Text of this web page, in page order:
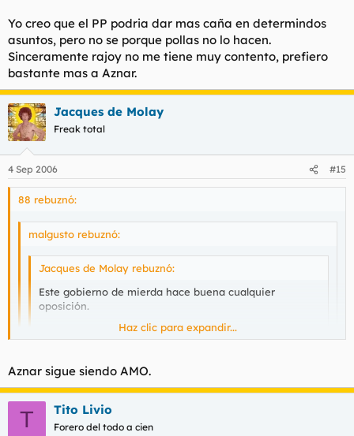
Yo creo que el PP podria dar mas caña en determindos
asuntos, pero no se porque pollas no lo hacen.
Sinceramente rajoy no me tiene muy contento, prefiero
bastante mas a Aznar.
Jacques de Molay
Freak total
4 Sep 2006 #15
88 rebuznó:
malgusto rebuznó:
Jacques de Molay rebuznó:
Este gobierno de mierda hace buena cualquier
oposición.
Africa nos invade y estos soplapollas no hacen nada
El PP lo tendria facilisimo para hacer una oposicion
cojonuda pero la caga.
Yo creo que el PP podria dar mas caña en determindos
asuntos, pero no se porque pollas no lo hacen.
Sinceramente rajoy no me tiene muy contento, prefiero
Haz clic para expandir...
Aznar sigue siendo AMO.
T Tito Livio
Forero del todo a cien